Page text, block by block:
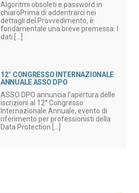
Algoritmi obsoleti e password in
chiaroPrima di addentrarci nei
dettagli del Provvedimento, è
fondamentale una breve premessa. I
dati [...]
12° CONGRESSO INTERNAZIONALE
ANNUALE ASSO DPO
ASSO DPO annuncia l’apertura delle
iscrizioni al 12° Congresso
Internazionale Annuale, evento di
riferimento per professionisti della
Data Protection [...]